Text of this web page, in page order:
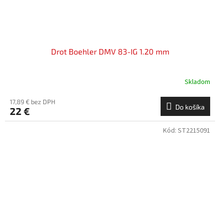
Drot Boehler DMV 83-IG 1.20 mm
Skladom
17,89 € bez DPH
22 € Do košíka
Kód: ST2215091